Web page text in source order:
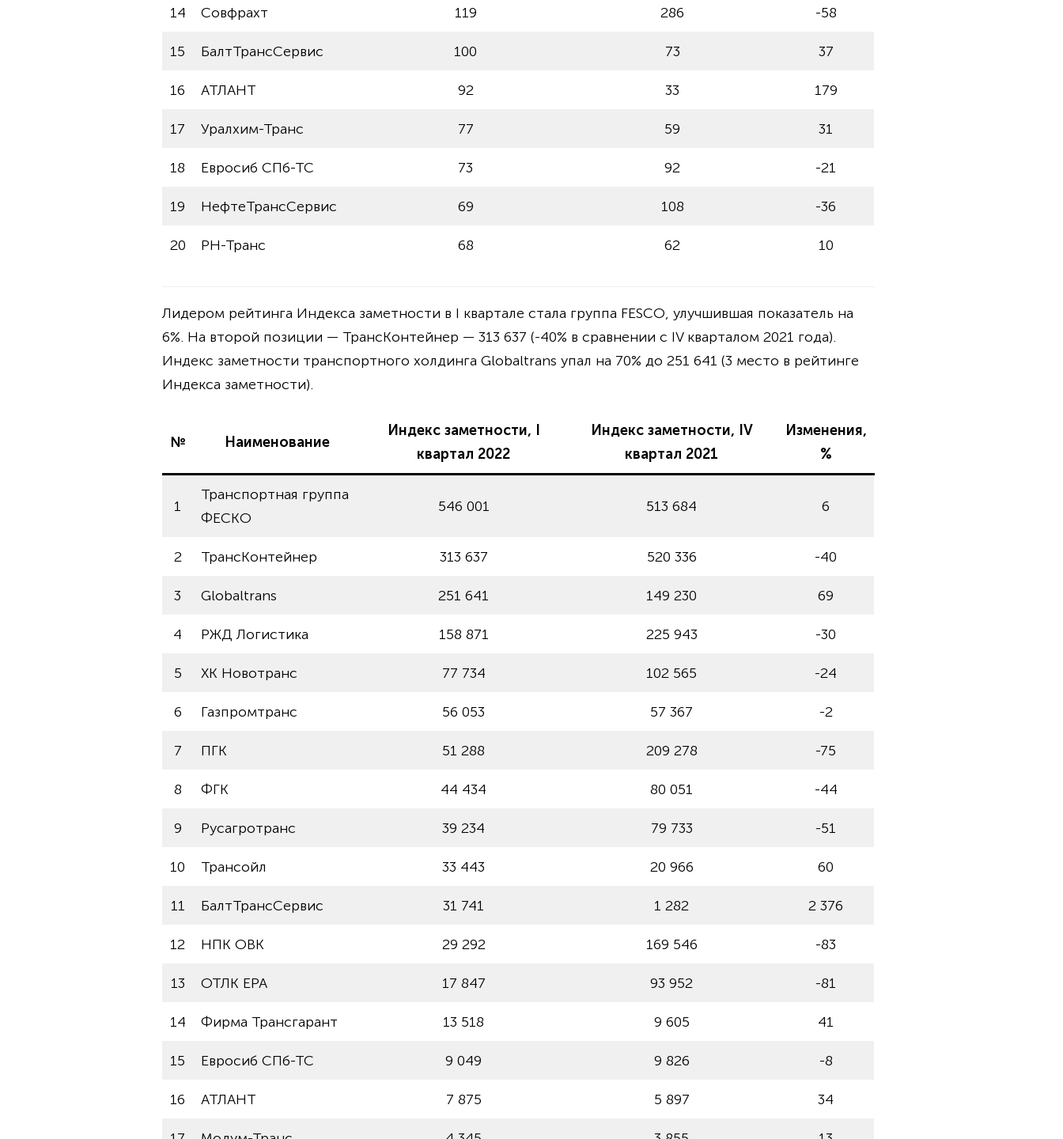
14 Совфрахт 119 286 -58
15 БалтТрансСервис 100 73 37
16 АТЛАНТ 92 33 179
17 Уралхим-Транс 77 59 31
18 Евросиб СПб-ТС 73 92 -21
19 НефтеТрансСервис 69 108 -36
20 РН-Транс 68 62 10
Лидером рейтинга Индекса заметности в I квартале стала группа FESCO, улучшившая показатель на
6%. На второй позиции — ТрансКонтейнер — 313 637 (-40% в сравнении с IV кварталом 2021 года).
Индекс заметности транспортного холдинга Globaltrans упал на 70% до 251 641 (3 место в рейтинге
Индекса заметности).
№ Наименование
Индекс заметности, I
квартал 2022
Индекс заметности, IV
квартал 2021
Изменения,
%
1
Транспортная группа
ФЕСКО
546 001 513 684 6
2 ТрансКонтейнер 313 637 520 336 -40
3 Globaltrans 251 641 149 230 69
4 РЖД Логистика 158 871 225 943 -30
5 ХК Новотранс 77 734 102 565 -24
6 Газпромтранс 56 053 57 367 -2
7 ПГК 51 288 209 278 -75
8 ФГК 44 434 80 051 -44
9 Русагротранс 39 234 79 733 -51
10 Трансойл 33 443 20 966 60
11 БалтТрансСервис 31 741 1 282 2 376
12 НПК ОВК 29 292 169 546 -83
13 ОТЛК ЕРА 17 847 93 952 -81
14 Фирма Трансгарант 13 518 9 605 41
15 Евросиб СПб-ТС 9 049 9 826 -8
16 АТЛАНТ 7 875 5 897 34